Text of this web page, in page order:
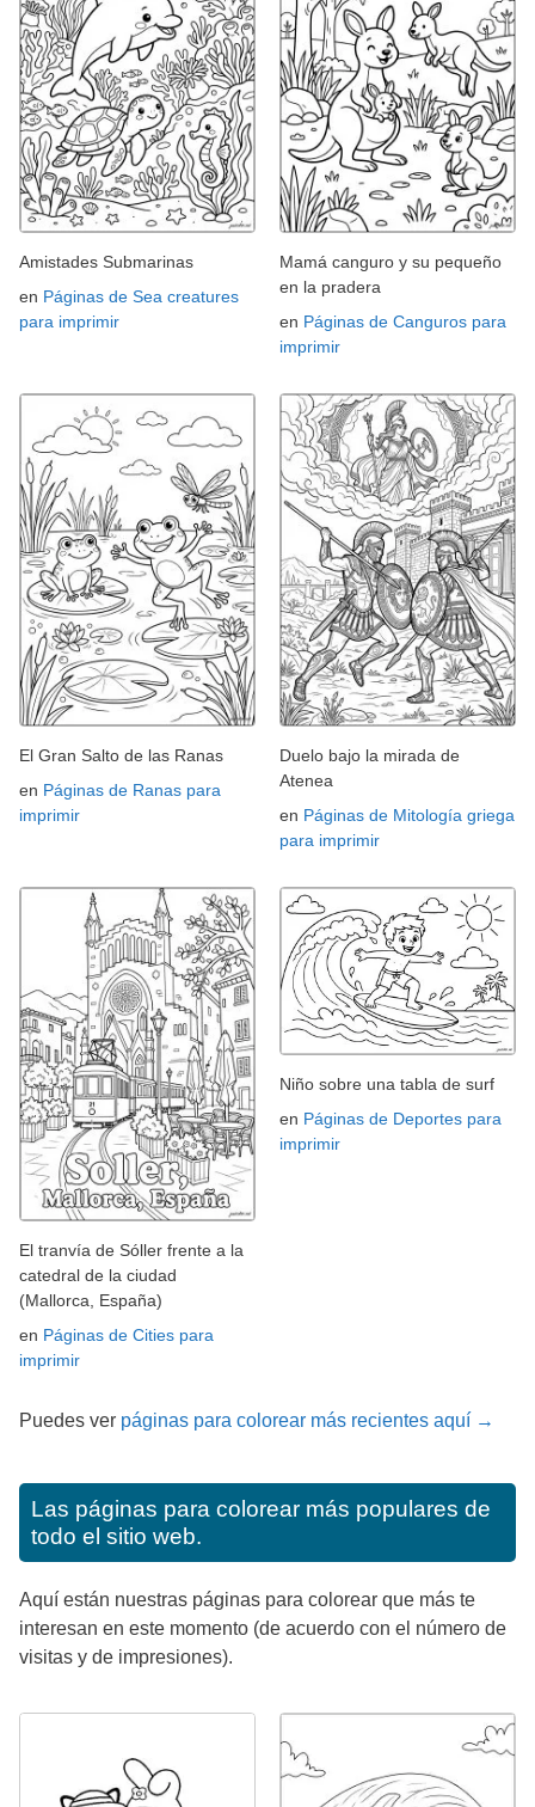
Amistades Submarinas
en Páginas de Sea creatures
para imprimir
Mamá canguro y su pequeño
en la pradera
en Páginas de Canguros para
imprimir
El Gran Salto de las Ranas
en Páginas de Ranas para
imprimir
Duelo bajo la mirada de
Atenea
en Páginas de Mitología griega
para imprimir
El tranvía de Sóller frente a la
catedral de la ciudad
(Mallorca, España)
en Páginas de Cities para
imprimir
Niño sobre una tabla de surf
en Páginas de Deportes para
imprimir
Puedes ver páginas para colorear más recientes aquí →
Las páginas para colorear más populares de
todo el sitio web.
Aquí están nuestras páginas para colorear que más te
interesan en este momento (de acuerdo con el número de
visitas y de impresiones).